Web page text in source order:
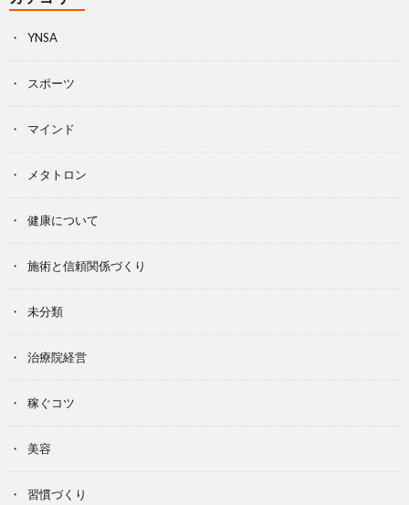
YNSA
スポーツ
マインド
メタトロン
健康について
施術と信頼関係づくり
未分類
治療院経営
稼ぐコツ
美容
習慣づくり